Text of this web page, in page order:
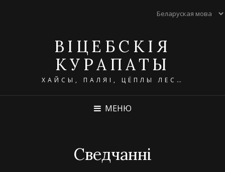
ВІЦЕБСКІЯ
КУРАПАТЫ
ХАЙСЫ, ПАЛЯІ, ЦЁПЛЫ ЛЕС…
МЕНЮ
Сведчанні